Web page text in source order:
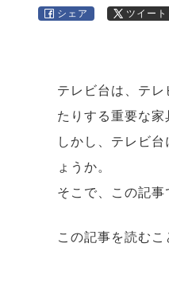
シェア ツイート
テレビ台は、テ
たりする重要な家
しかし、テレビ
ょうか。
そこで、この記事
この記事を読む